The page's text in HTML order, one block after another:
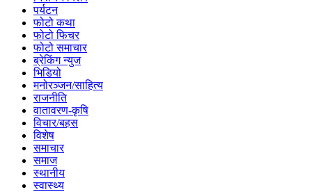
पर्यटन
फोटो कथा
फोटो फिचर
फोटो समाचार
ब्रेकिंग न्युज
भिडियो
मनोरञ्जन/साहित्य
राजनीति
वातावरण-कृषि
विचार/बहस
विशेष
समाचार
समाज
स्थानीय
स्वास्थ्य